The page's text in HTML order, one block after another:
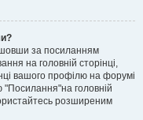
за посиланням
на головній сторінці,
вашого профілю на форумі
головній
розширеним